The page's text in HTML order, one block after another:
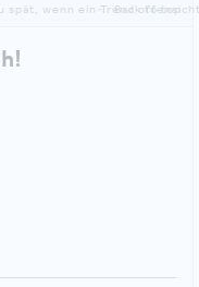
spät, wenn ein TrendBack to top